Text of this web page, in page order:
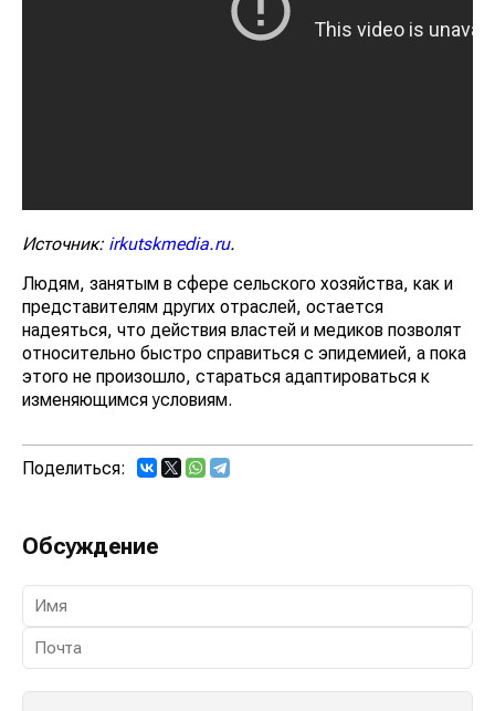
Источник: irkutskmedia.ru.
Людям, занятым в сфере сельского хозяйства, как и
представителям других отраслей, остается
надеяться, что действия властей и медиков позволят
относительно быстро справиться с эпидемией, а пока
этого не произошло, стараться адаптироваться к
изменяющимся условиям.
Поделиться:
Обсуждение